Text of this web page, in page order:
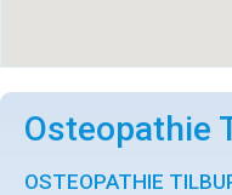
Osteopathie
OSTEOPATHIE